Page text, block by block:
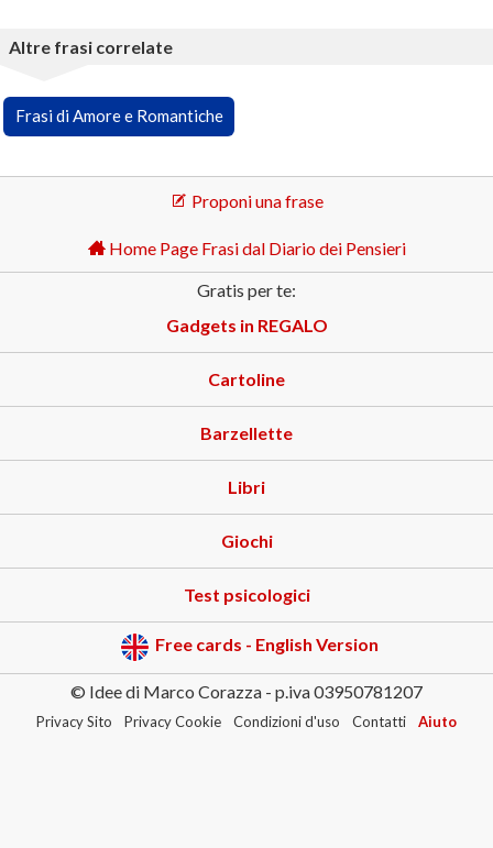
Altre frasi correlate
Frasi di Amore e Romantiche
Proponi una frase
Home Page Frasi dal Diario dei Pensieri
Gratis per te:
Gadgets in REGALO
Cartoline
Barzellette
Libri
Giochi
Test psicologici
Free cards - English Version
© Idee di Marco Corazza - p.iva 03950781207
Privacy Sito Privacy Cookie Condizioni d'uso Contatti Aiuto